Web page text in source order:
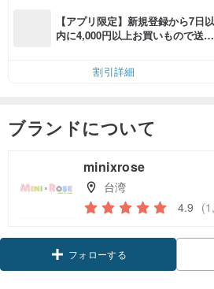
【アプリ限定】新規登録から7日以
内に4,000円以上お買いもので送料
割引詳細
ブランドについて
minixrose
台湾
4.9